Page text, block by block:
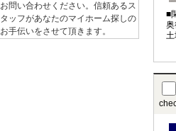
■
お問い合わせください。信頼あるス
タッフがあなたのマイホーム探しの
お手伝いをさせて頂きます。